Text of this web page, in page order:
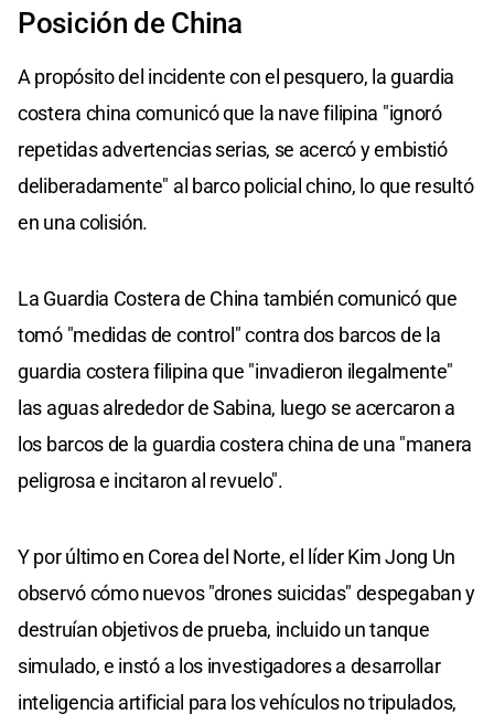
Posición de China
A propósito del incidente con el pesquero, la guardia
costera china comunicó que la nave filipina "ignoró
repetidas advertencias serias, se acercó y embistió
deliberadamente" al barco policial chino, lo que resultó
en una colisión.
La Guardia Costera de China también comunicó que
tomó "medidas de control" contra dos barcos de la
guardia costera filipina que "invadieron ilegalmente"
las aguas alrededor de Sabina, luego se acercaron a
los barcos de la guardia costera china de una "manera
peligrosa e incitaron al revuelo".
Y por último en Corea del Norte, el líder Kim Jong Un
observó cómo nuevos "drones suicidas" despegaban y
destruían objetivos de prueba, incluido un tanque
simulado, e instó a los investigadores a desarrollar
inteligencia artificial para los vehículos no tripulados,